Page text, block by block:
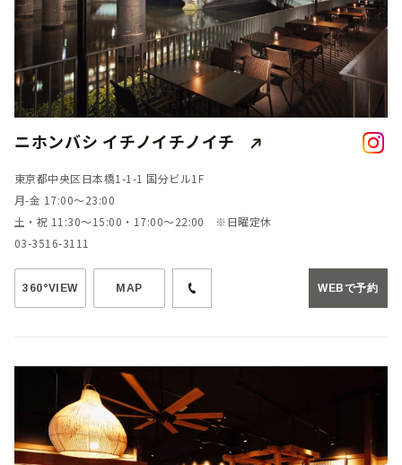
ニホンバシ イチノイチノイチ
東京都中央区日本橋1-1-1 国分ビル1F
月-金 17:00～23:00
土・祝 11:30～15:00・17:00～22:00 ※日曜定休
03-3516-3111
360°VIEW MAP WEBで予約